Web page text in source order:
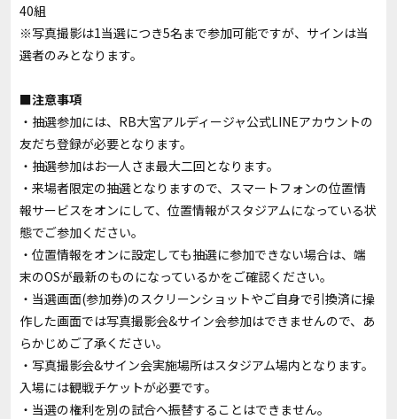
40組
※写真撮影は1当選につき5名まで参加可能ですが、サインは当
選者のみとなります。
■注意事項
・抽選参加には、RB大宮アルディージャ公式LINEアカウントの
友だち登録が必要となります。
・抽選参加はお一人さま最大二回となります。
・来場者限定の抽選となりますので、スマートフォンの位置情
報サービスをオンにして、位置情報がスタジアムになっている状
態でご参加ください。
・位置情報をオンに設定しても抽選に参加できない場合は、端
末のOSが最新のものになっているかをご確認ください。
・当選画面(参加券)のスクリーンショットやご自身で引換済に操
作した画面では写真撮影会&サイン会参加はできませんので、あ
らかじめご了承ください。
・写真撮影会&サイン会実施場所はスタジアム場内となります。
入場には観戦チケットが必要です。
・当選の権利を別の試合へ振替することはできません。